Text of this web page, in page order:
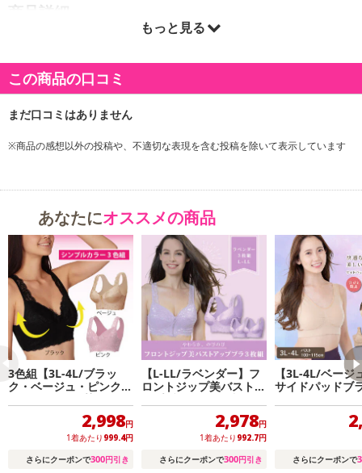
商品詳細
もっと見る
この商品の口コミ
※商品の感想以外の投稿や、不適切な表現を含む投稿を除いて表示しています
あなたにオススメの商品
3色組【3L-4L/ブラッ
ク・ベージュ・ピンク】
フロントジップ美バスト
アップブラ シンプルカ
2,998円
1着あたり 999.4円
さらにクーポンで300円引き
【L-LL/ラベンダー】フ
ロントジップ美バストア
ップブラ 同色3枚入り
2,978円
1着あたり 992.7円
さらにクーポンで300円引き
【3L-4L/ベージ
サイドパッドブ
さらにクーポンで